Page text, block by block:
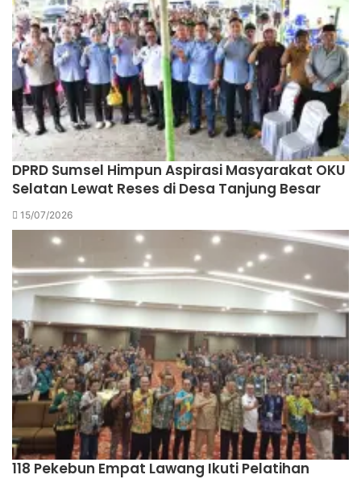
DPRD Sumsel Himpun Aspirasi Masyarakat OKU
Selatan Lewat Reses di Desa Tanjung Besar
15/07/2026
118 Pekebun Empat Lawang Ikuti Pelatihan